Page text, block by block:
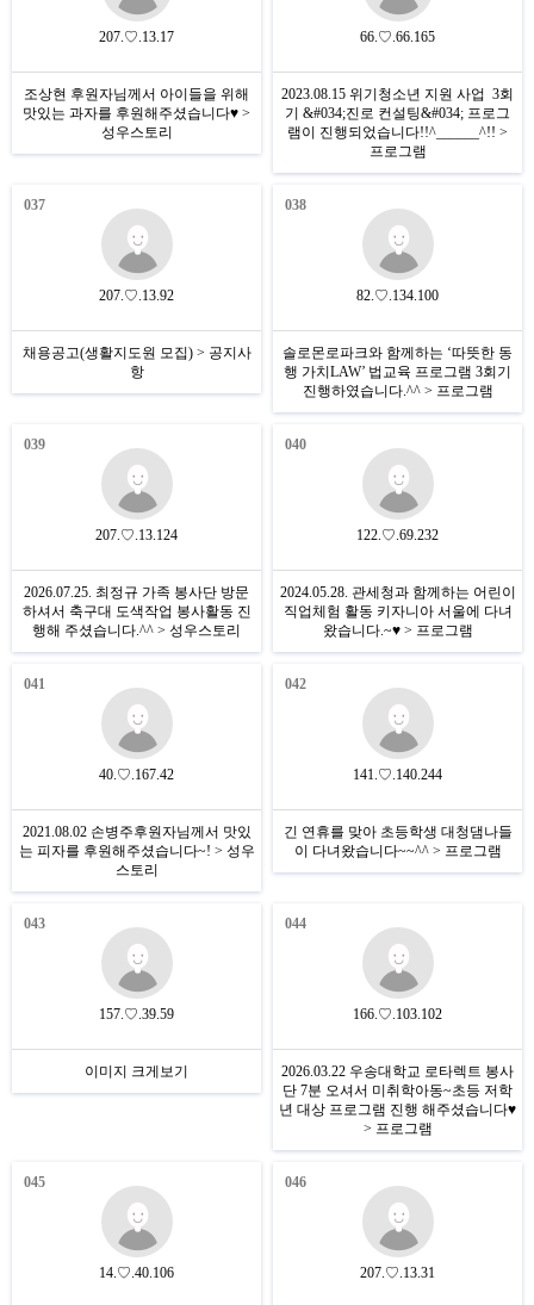
207.♡.13.17
조상현 후원자님께서 아이들을 위해
맛있는 과자를 후원해주셨습니다♥ >
성우스토리
66.♡.66.165
2023.08.15 위기청소년 지원 사업 3회
기 &#034;진로 컨설팅&#034; 프로그
램이 진행되었습니다!!^______^!! >
프로그램
037
207.♡.13.92
채용공고(생활지도원 모집) > 공지사
항
038
82.♡.134.100
솔로몬로파크와 함께하는 ‘따뜻한 동
행 가치LAW’ 법교육 프로그램 3회기
진행하였습니다.^^ > 프로그램
039
207.♡.13.124
2026.07.25. 최정규 가족 봉사단 방문
하셔서 축구대 도색작업 봉사활동 진
행해 주셨습니다.^^ > 성우스토리
040
122.♡.69.232
2024.05.28. 관세청과 함께하는 어린이
직업체험 활동 키자니아 서울에 다녀
왔습니다.~♥ > 프로그램
041
40.♡.167.42
2021.08.02 손병주후원자님께서 맛있
는 피자를 후원해주셨습니다~! > 성우
스토리
042
141.♡.140.244
긴 연휴를 맞아 초등학생 대청댐나들
이 다녀왔습니다~~^^ > 프로그램
043
157.♡.39.59
이미지 크게보기
044
166.♡.103.102
2026.03.22 우송대학교 로타렉트 봉사
단 7분 오셔서 미취학아동~초등 저학
년 대상 프로그램 진행 해주셨습니다♥
> 프로그램
045
14.♡.40.106
046
207.♡.13.31